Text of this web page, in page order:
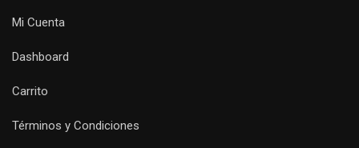
Mi Cuenta
Dashboard
Carrito
Términos y Condiciones